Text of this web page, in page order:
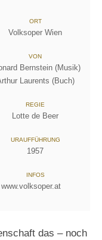
ORT
Volksoper Wien
VON
Bernstein (Musik)
Laurents (Buch)
REGIE
Lotte de Beer
URAUFFÜHRUNG
1957
INFOS
www.volksoper.at
das – noch